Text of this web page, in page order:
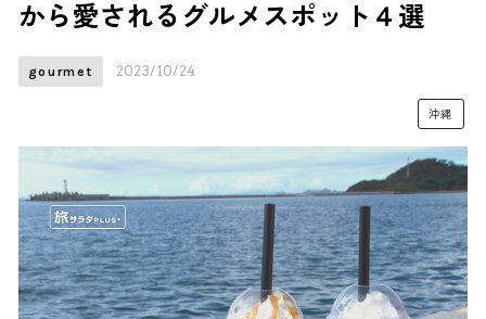
から愛されるグルメスポット４選
gourmet 2023/10/24
沖縄